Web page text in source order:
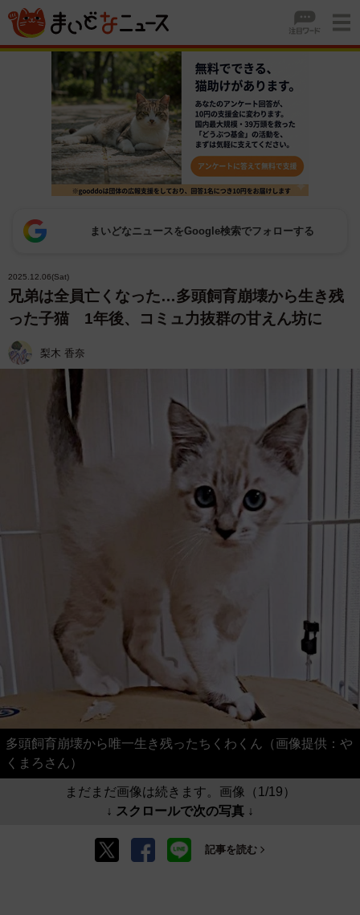
まいどなニュースをGoogle検索でフォローする
2025.12.06(Sat)
兄弟は全員亡くなった…多頭飼育崩壊から生き残
った子猫 1年後、コミュ力抜群の甘えん坊に
梨木 香奈
多頭飼育崩壊から唯一生き残ったちくわくん（画像提供：や
くまろさん）
まだまだ画像は続きます。画像（1/19）
↓ スクロールで次の写真 ↓
記事を読む